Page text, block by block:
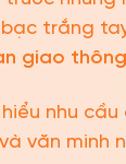
trắng
giao thông
hiểu nhu
văn minh